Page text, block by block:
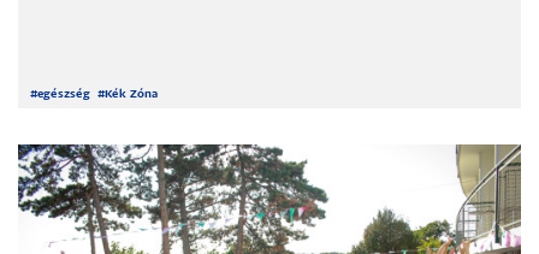
#egészség # Kék Zóna